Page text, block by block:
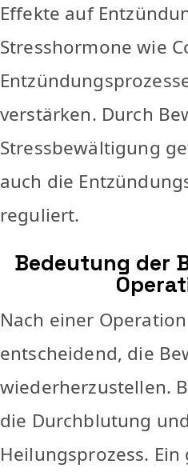
Effekte auf
Stresshormone wie
verstärken. Durch
Stressbewältigung
auch die
reguliert.
Bedeutung der
Nach einer
entscheidend, die
wiederherzustellen.
die Durchblutung
Heilungsprozess. Ein